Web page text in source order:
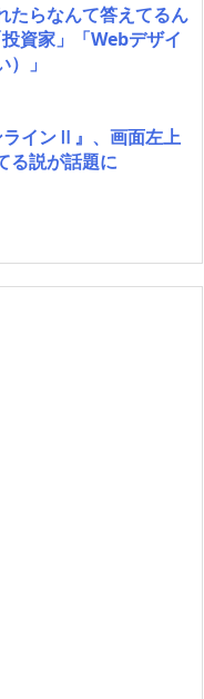
たらなんて答えてるん
資家」「Webデザイ
」
ラインⅡ』、画面左上
る説が話題に